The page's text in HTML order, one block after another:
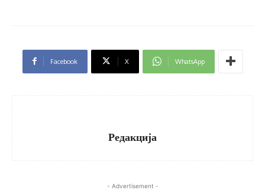
Facebook X WhatsApp
Редакција
- Advertisement -